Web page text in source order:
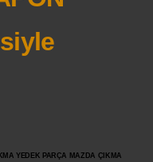
YEDEK PARÇA MAZDA ÇIKMA